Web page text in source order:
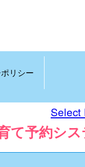
リシー
Select
て予約シ